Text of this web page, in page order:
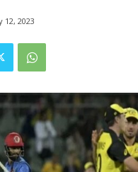
12, 2023